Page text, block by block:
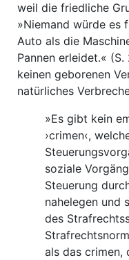
weil die friedliche
»Niemand würde es
Auto als die
Pannen erleidet.«
keinen geborenen
natürliches
»Es gibt kein
›crimen‹,
soziale
Steuerung
nahelegen und
des
als das crimen,